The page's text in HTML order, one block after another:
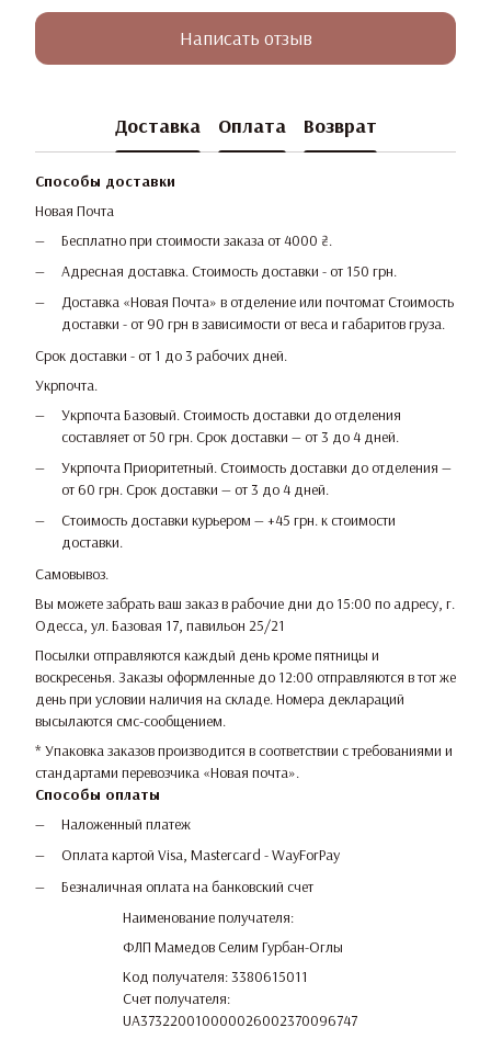
Написать отзыв
Доставка Оплата Возврат
Способы доставки
Новая Почта
Бесплатно при стоимости заказа от 4000 ₴.
Адресная доставка. Стоимость доставки - от 150 грн.
Доставка «Новая Почта» в отделение или почтомат Стоимость
доставки - от 90 грн в зависимости от веса и габаритов груза.
Срок доставки - от 1 до 3 рабочих дней.
Укрпочта.
Укрпочта Базовый. Стоимость доставки до отделения
составляет от 50 грн. Срок доставки — от 3 до 4 дней.
Укрпочта Приоритетный. Стоимость доставки до отделения —
от 60 грн. Срок доставки — от 3 до 4 дней.
Стоимость доставки курьером — +45 грн. к стоимости
доставки.
Самовывоз.
Вы можете забрать ваш заказ в рабочие дни до 15:00 по адресу, г.
Одесса, ул. Базовая 17, павильон 25/21
Посылки отправляются каждый день кроме пятницы и
воскресенья. Заказы оформленные до 12:00 отправляются в тот же
день при условии наличия на складе. Номера деклараций
высылаются смс-сообщением.
* Упаковка заказов производится в соответствии с требованиями и
стандартами перевозчика «Новая почта».
Способы оплаты
Наложенный платеж
Оплата картой Visa, Mastercard - WayForPay
Безналичная оплата на банковский счет
Наименование получателя:
ФЛП Мамедов Селим Гурбан-Оглы
Код получателя: 3380615011
Счет получателя:
UA373220010000026002370096747